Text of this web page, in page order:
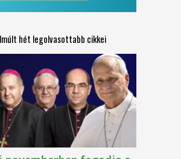
hét legolvasottabb cikkei